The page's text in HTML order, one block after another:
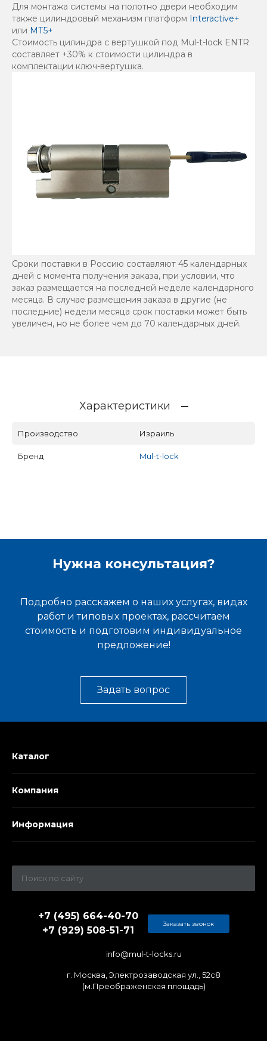
Для монтажа системы на полотно двери необходим
также цилиндровый механизм платформ Interactive+
или МТ5+
Стоимость цилиндра с вертушкой под Mul-t-lock ENTR
составляет +30% к стоимости цилиндра в
комплектации ключ-вертушка.
Сроки поставки в Россию составляют 45 календарных
дней с момента получения заказа, при условии, что
заказ размещается на последней неделе календарного
месяца. В случае размещения заказа в другие (не
последние) недели месяца срок поставки может быть
увеличен, но не более чем до 70 календарных дней.
Характеристики
Производство Израиль
Бренд Mul-t-lock
Нужна консультация?
Подробно расскажем о наших услугах, видах
работ и типовых проектах, рассчитаем
стоимость и подготовим индивидуальное
предложение!
Задать вопрос
Каталог
Компания
Информация
info@mul-t-locks.ru
+7 (495) 664-40-70
+7 (929) 508-51-71
г. Москва, Электрозаводская ул., 52c8
(м.Преображенская площадь)
Заказать звонок